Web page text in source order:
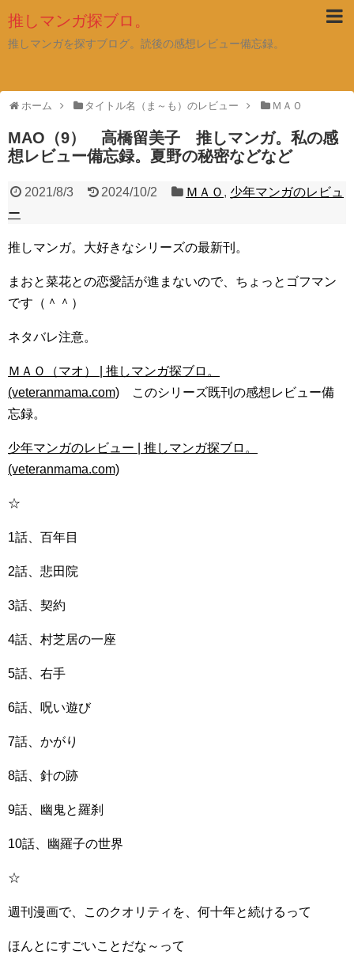
推しマンガ探ブロ。
推しマンガを探すブログ。読後の感想レビュー備忘録。
ホーム タイトル名（ま～も）のレビュー ＭＡＯ
MAO（9） 高橋留美子 推しマンガ。私の感
想レビュー備忘録。夏野の秘密などなど
2021/8/3 2024/10/2 ＭＡＯ , 少年マンガのレビュ
ー
推しマンガ。大好きなシリーズの最新刊。
まおと菜花との恋愛話が進まないので、ちょっとゴフマン
です（＾＾）
ネタバレ注意。
ＭＡＯ（マオ） | 推しマンガ探ブロ。
(veteranmama.com) このシリーズ既刊の感想レビュー備
忘録。
少年マンガのレビュー | 推しマンガ探ブロ。
(veteranmama.com)
☆
1話、百年目
2話、悲田院
3話、契約
4話、村芝居の一座
5話、右手
6話、呪い遊び
7話、かがり
8話、針の跡
9話、幽鬼と羅刹
10話、幽羅子の世界
☆
週刊漫画で、このクオリティを、何十年と続けるって
ほんとにすごいことだな～って